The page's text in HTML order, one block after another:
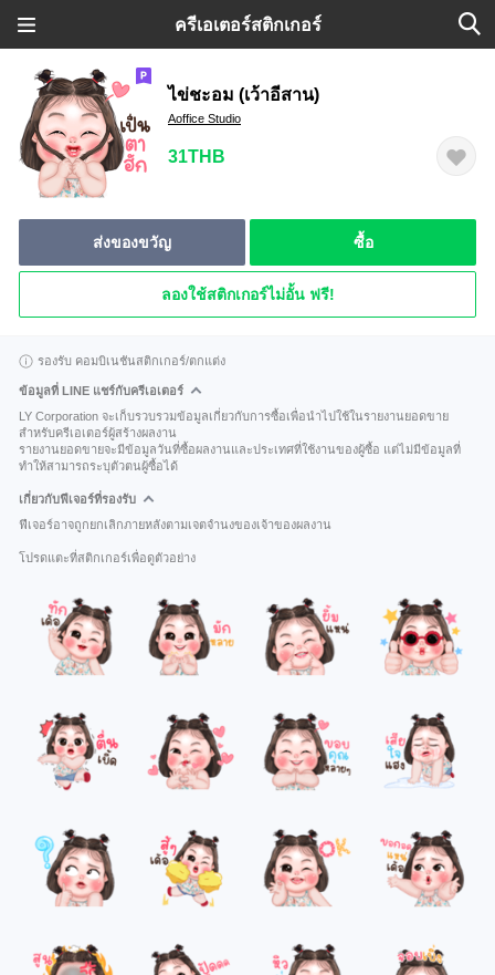
ครีเอเตอร์สติกเกอร์
ไข่ชะอม (เว้าอีสาน)
Aoffice Studio
31THB
ส่งของขวัญ ซื้อ
ลองใช้สติกเกอร์ไม่อั้น ฟรี!
รองรับ คอมบิเนชันสติกเกอร์/ตกแต่ง
ข้อมูลที่ LINE แชร์กับครีเอเตอร์
LY Corporation จะเก็บรวบรวมข้อมูลเกี่ยวกับการซื้อเพื่อนำไปใช้ในรายงานยอดขาย
สำหรับครีเอเตอร์ผู้สร้างผลงาน
รายงานยอดขายจะมีข้อมูลวันที่ซื้อผลงานและประเทศที่ใช้งานของผู้ซื้อ แต่ไม่มีข้อมูลที่
ทำให้สามารถระบุตัวตนผู้ซื้อได้
เกี่ยวกับฟีเจอร์ที่รองรับ
ฟีเจอร์อาจถูกยกเลิกภายหลังตามเจตจำนงของเจ้าของผลงาน
โปรดแตะที่สติกเกอร์เพื่อดูตัวอย่าง